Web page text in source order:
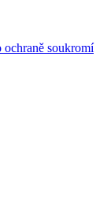
ochraně soukromí